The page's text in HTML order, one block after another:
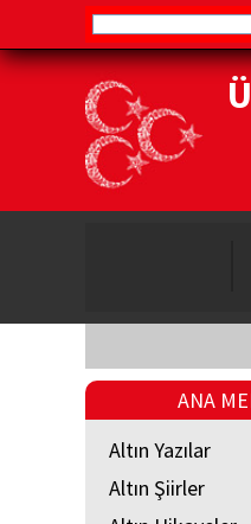
ANA
Altın Yazılar
Altın Şiirler